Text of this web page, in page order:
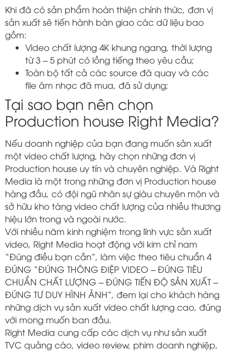
Khi đã có sản phẩm hoàn thiện chính thức, đơn vị
sản xuất sẽ tiến hành bàn giao các dữ liệu bao
gồm:
Video chất lượng 4K khung ngang, thời lượng
từ 3 – 5 phút có lồng tiếng theo yêu cầu;
Toàn bộ tất cả các source đã quay và các
file âm nhạc đã mua, đã sử dụng;
Tại sao bạn nên chọn
Production house Right Media?
Nếu doanh nghiệp của bạn đang muốn sản xuất
một video chất lượng, hãy chọn những đơn vị
Production house uy tín và chuyên nghiệp. Và Right
Media là một trong những đơn vị Production house
hàng đầu, có đội ngũ nhân sự giàu chuyên môn và
sở hữu kho tàng video chất lượng của nhiều thương
hiệu lớn trong và ngoài nước.
Với nhiều năm kinh nghiệm trong lĩnh vực sản xuất
video, Right Media hoạt động với kim chỉ nam
“Đúng điều bạn cần”, làm việc theo tiêu chuẩn 4
ĐÚNG “ĐÚNG THÔNG ĐIỆP VIDEO – ĐÚNG TIÊU
CHUẨN CHẤT LƯỢNG – ĐÚNG TIẾN ĐỘ SẢN XUẤT –
ĐÚNG TƯ DUY HÌNH ẢNH”, đem lại cho khách hàng
những dịch vụ sản xuất video chất lượng cao, đúng
với mong muốn ban đầu.
Right Media cung cấp các dịch vụ như sản xuất
TVC quảng cáo, video review, phim doanh nghiệp,